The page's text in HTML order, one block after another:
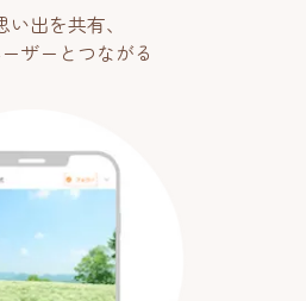
い出を共有、
ザーとつながる